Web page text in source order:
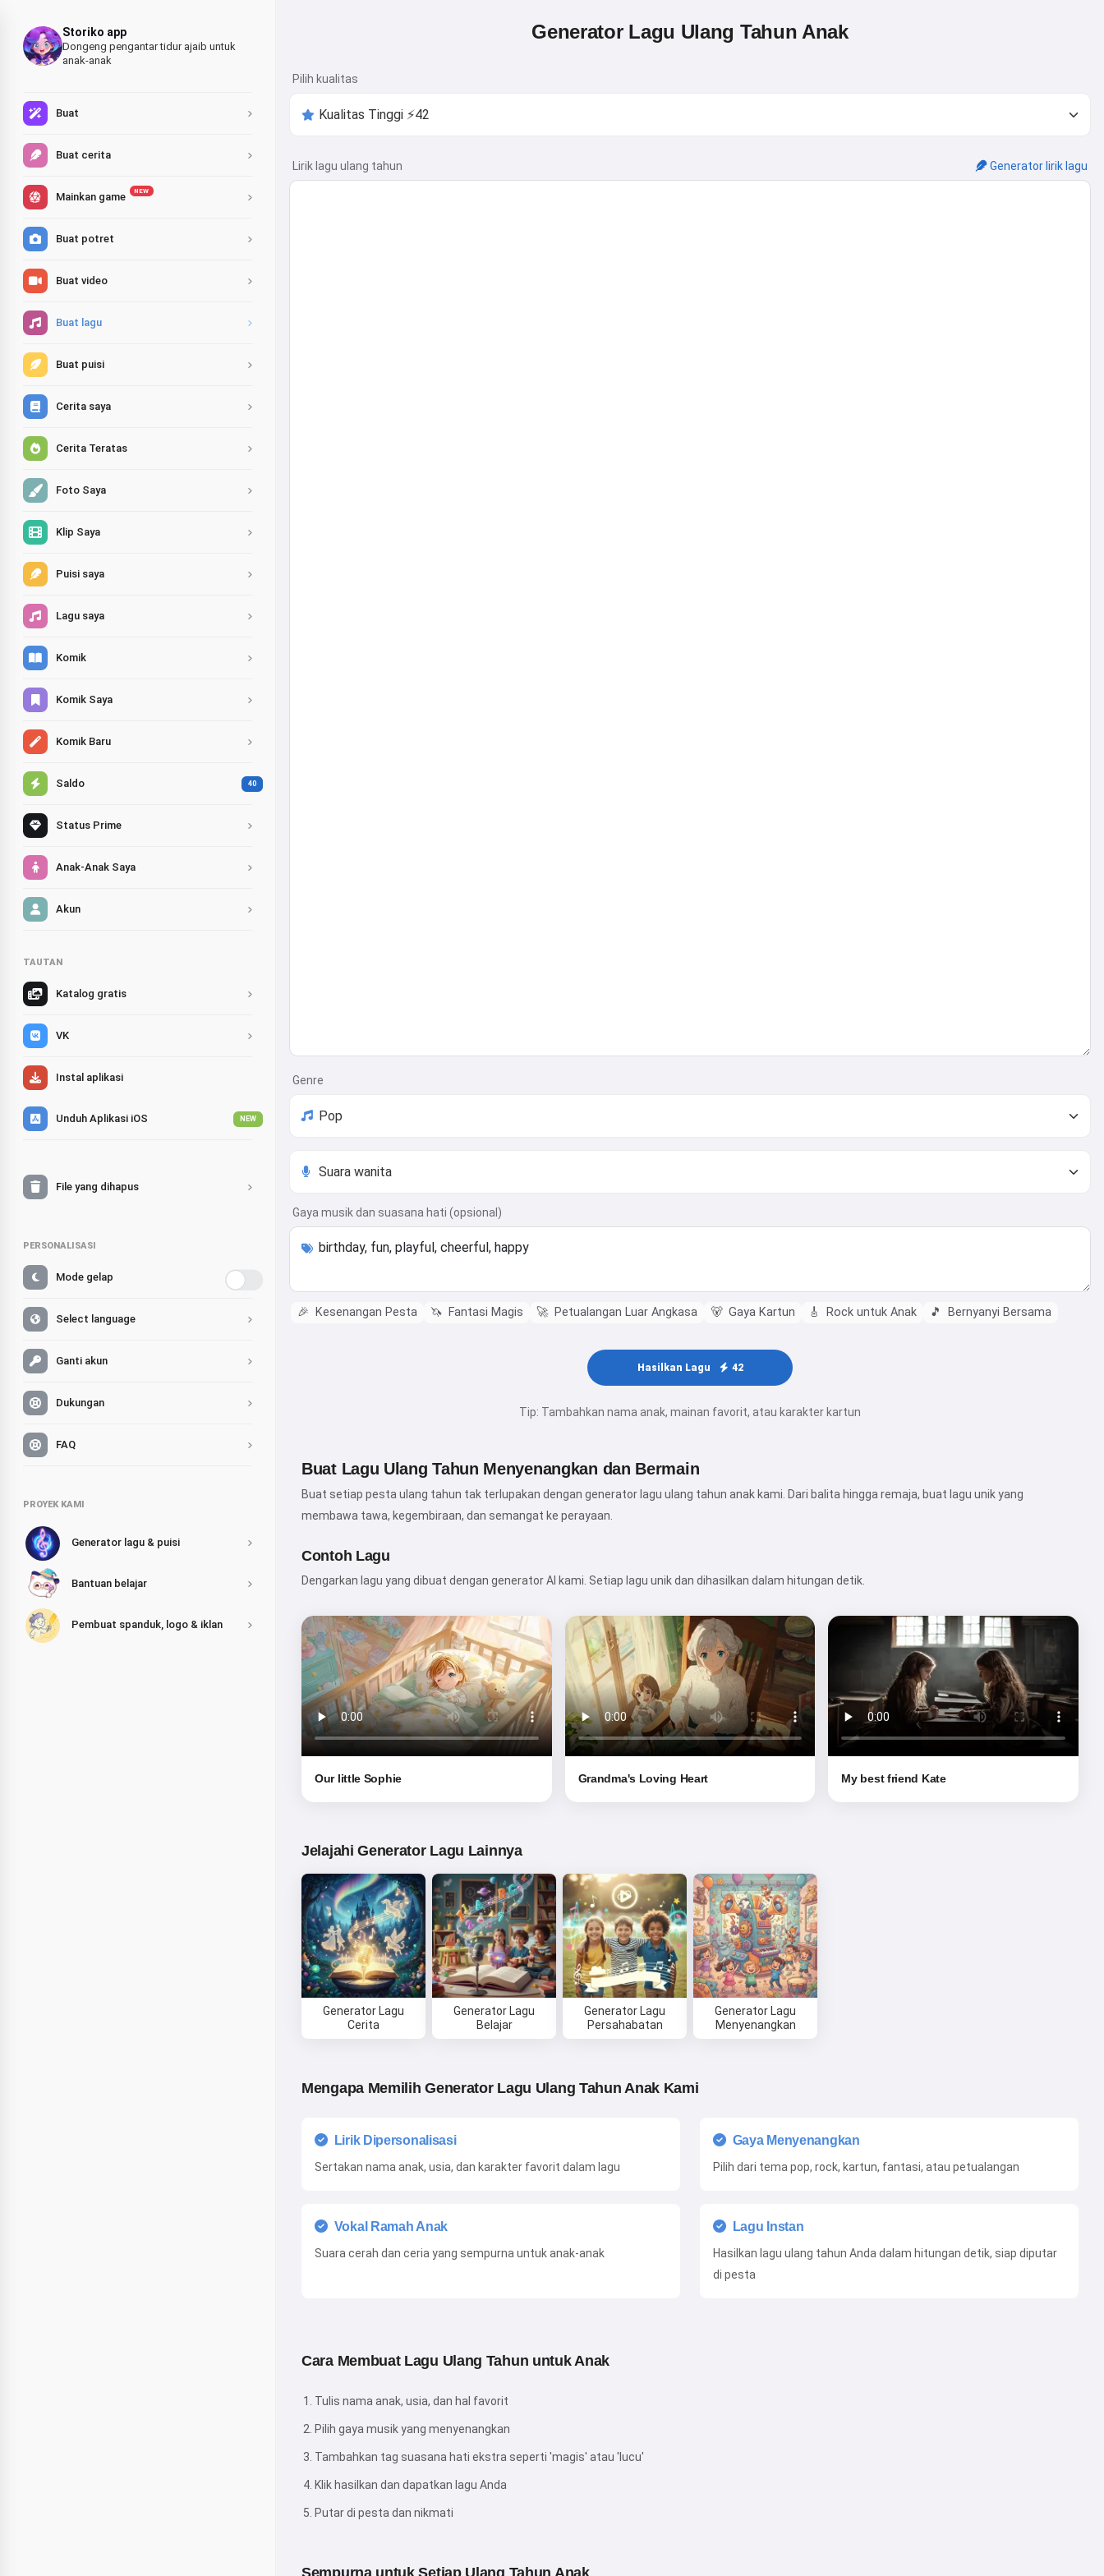
Storiko app
Dongeng pengantar tidur ajaib untuk
anak-anak
Buat
Buat cerita
Mainkan game NEW
Buat potret
Buat video
Buat lagu
Buat puisi
Cerita saya
Cerita Teratas
Foto Saya
Klip Saya
Puisi saya
Lagu saya
Komik
Komik Saya
Komik Baru
Saldo 40
Status Prime
Anak-Anak Saya
Akun
TAUTAN
Katalog gratis
VK
Instal aplikasi
Unduh Aplikasi iOS NEW
File yang dihapus
PERSONALISASI
Mode gelap
Select language
Ganti akun
Dukungan
FAQ
PROYEK KAMI
Generator lagu & puisi
Bantuan belajar
Pembuat spanduk, logo & iklan
Generator Lagu Ulang Tahun Anak
Pilih kualitas
Lirik lagu ulang tahun Generator lirik lagu
Genre
Gaya musik dan suasana hati (opsional)
🎉 Kesenangan Pesta 🦄 Fantasi Magis 🚀 Petualangan Luar Angkasa 🐻 Gaya Kartun 🎸 Rock untuk Anak 🎵 Bernyanyi Bersama
Hasilkan Lagu 42
Tip: Tambahkan nama anak, mainan favorit, atau karakter kartun
Buat Lagu Ulang Tahun Menyenangkan dan Bermain
Buat setiap pesta ulang tahun tak terlupakan dengan generator lagu ulang tahun anak kami. Dari balita hingga remaja, buat lagu unik yang
membawa tawa, kegembiraan, dan semangat ke perayaan.
Contoh Lagu
Dengarkan lagu yang dibuat dengan generator AI kami. Setiap lagu unik dan dihasilkan dalam hitungan detik.
Our little Sophie Grandma's Loving Heart My best friend Kate
Jelajahi Generator Lagu Lainnya
Generator Lagu
Cerita
Generator Lagu
Belajar
Generator Lagu
Persahabatan
Generator Lagu
Menyenangkan
Mengapa Memilih Generator Lagu Ulang Tahun Anak Kami
Lirik Dipersonalisasi
Sertakan nama anak, usia, dan karakter favorit dalam lagu
Gaya Menyenangkan
Pilih dari tema pop, rock, kartun, fantasi, atau petualangan
Vokal Ramah Anak
Suara cerah dan ceria yang sempurna untuk anak-anak
Lagu Instan
Hasilkan lagu ulang tahun Anda dalam hitungan detik, siap diputar
di pesta
Cara Membuat Lagu Ulang Tahun untuk Anak
Tulis nama anak, usia, dan hal favorit
Pilih gaya musik yang menyenangkan
Tambahkan tag suasana hati ekstra seperti 'magis' atau 'lucu'
Klik hasilkan dan dapatkan lagu Anda
Putar di pesta dan nikmati
Sempurna untuk Setiap Ulang Tahun Anak
Aku menceritakan dongeng
pengantar tidur ajaib untuk anak-
anakmu 🌟
Baca dongeng
Dengan mulai menggunakan layanan ini, Anda
menerima:Ketentuan Layanan Kebijakan Privasi
Kebijakan Pengembalian Dana